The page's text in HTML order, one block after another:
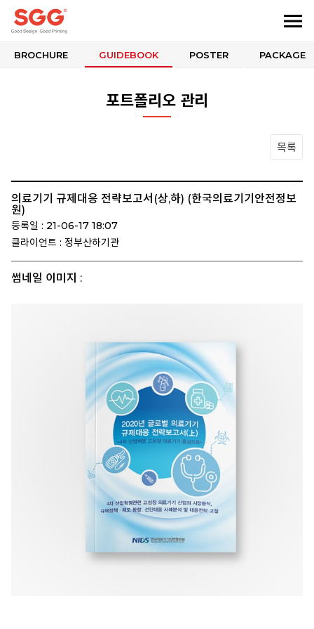
BROCHURE GUIDEBOOK POSTER PACKAGE
포트폴리오 관리
목록
의료기기 규제대응 전략보고서(상,하) (한국의료기기안전정보
원)
등록일 : 21-06-17 18:07
클라이언트 : 정부산하기관
썸네일 이미지 :